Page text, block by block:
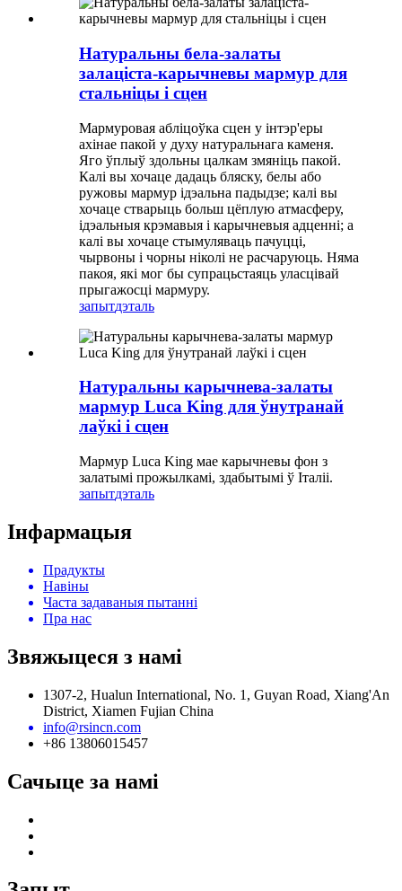
Натуральны бела-залаты
залаціста-карычневы мармур для
стальніцы і сцен
Мармуровая абліцоўка сцен у інтэр'еры
ахінае пакой у духу натуральнага каменя.
Яго ўплыў здольны цалкам змяніць пакой.
Калі вы хочаце дадаць бляску, белы або
ружовы мармур ідэальна падыдзе; калі вы
хочаце стварыць больш цёплую атмасферу,
ідэальныя крэмавыя і карычневыя адценні; а
калі вы хочаце стымуляваць пачуцці,
чырвоны і чорны ніколі не расчаруюць. Няма
пакоя, які мог бы супрацьстаяць уласцівай
прыгажосці мармуру.
запытдэталь
Натуральны карычнева-залаты
мармур Luca King для ўнутранай
лаўкі і сцен
Мармур Luca King мае карычневы фон з
залатымі прожылкамі, здабытымі ў Італіі.
запытдэталь
Інфармацыя
Прадукты
Навіны
Часта задаваныя пытанні
Пра нас
Звяжыцеся з намі
1307-2, Hualun International, No. 1, Guyan Road, Xiang'An
District, Xiamen Fujian China
info@rsincn.com
+86 13806015457
Сачыце за намі